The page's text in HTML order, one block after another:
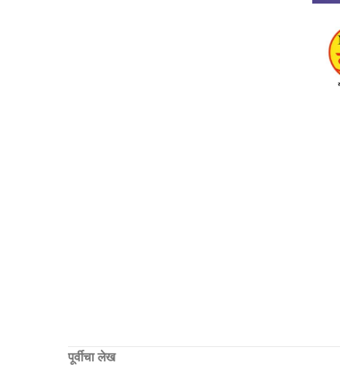
पूर्वीचा लेख